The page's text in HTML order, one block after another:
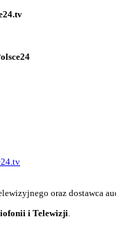
oraz dostawca
i Telewizji